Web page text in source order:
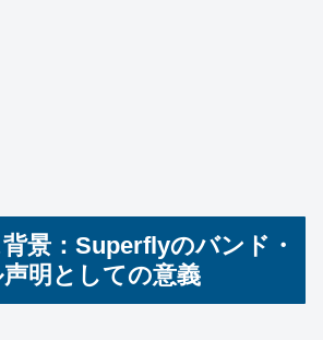
景：Superflyのバンド・
明としての意義